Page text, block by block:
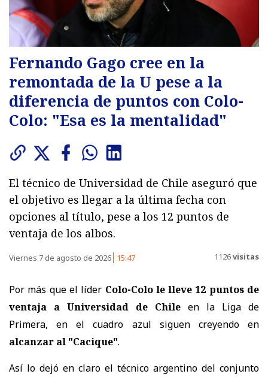
Fernando Gago cree en la
remontada de la U pese a la
diferencia de puntos con Colo-
Colo: "Esa es la mentalidad"
El técnico de Universidad de Chile aseguró que
el objetivo es llegar a la última fecha con
opciones al título, pese a los 12 puntos de
ventaja de los albos.
Viernes 7 de agosto de 2026 15:47 1126visitas
Por más que el líder Colo-Colo le lleve 12 puntos de
ventaja a Universidad de Chile en la Liga de
Primera, en el cuadro azul siguen creyendo en
alcanzar al "Cacique".
Así lo dejó en claro el técnico argentino del conjunto